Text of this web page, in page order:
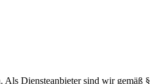
Diensteanbieter sind wir gemäß §